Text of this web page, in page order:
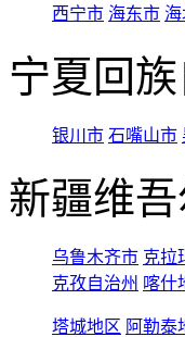
西宁市 海东市
宁夏回
银川市 石嘴山市
新疆维
乌鲁木齐市 克拉
克孜自治州 喀什
塔城地区 阿勒泰